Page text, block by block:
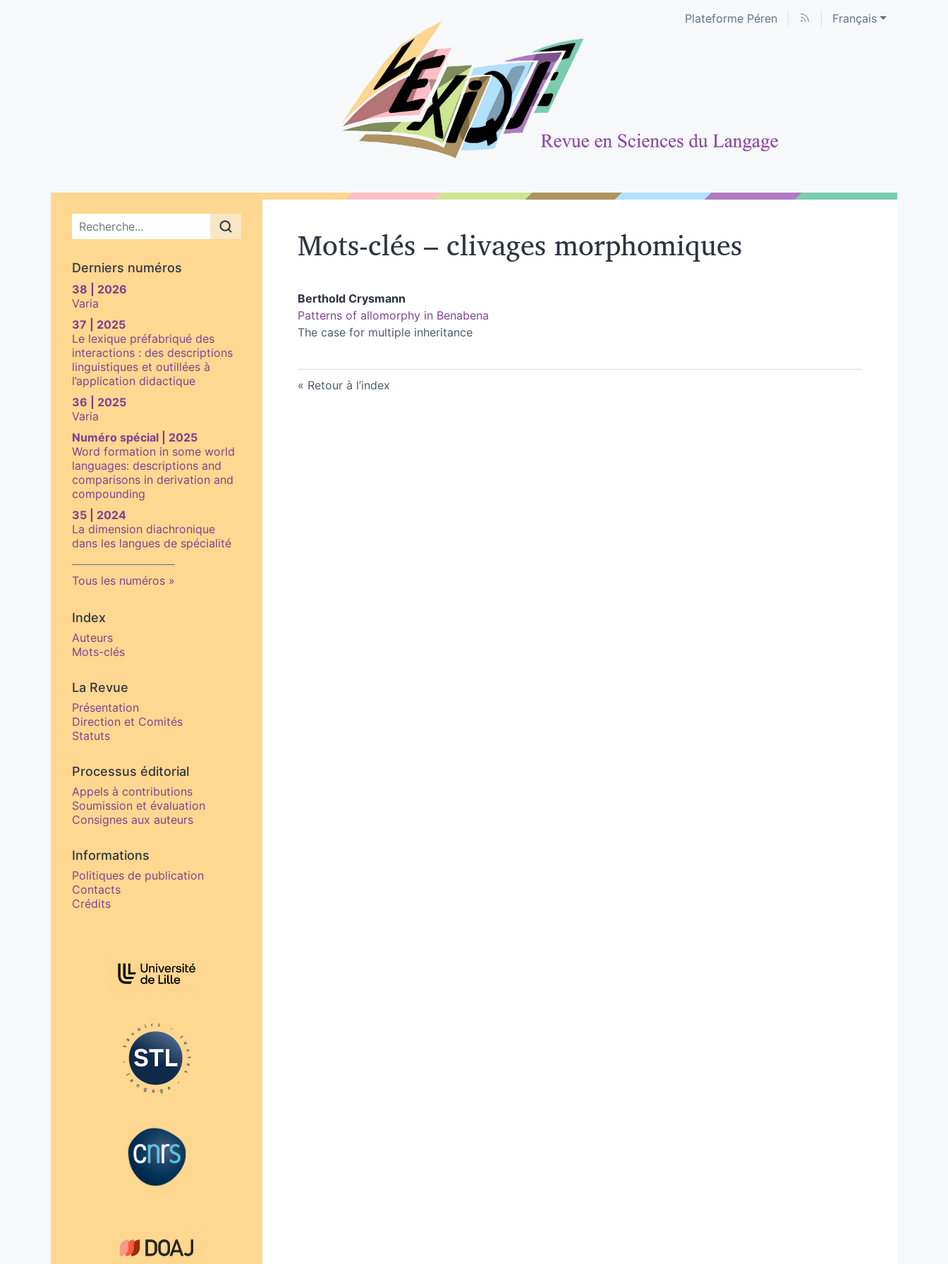
Plateforme Péren Français
Menu principal
Derniers numéros
38 | 2026
Varia
37 | 2025
Le lexique préfabriqué des
interactions : des descriptions
linguistiques et outillées à
l’application didactique
36 | 2025
Varia
Numéro spécial | 2025
Word formation in some world
languages: descriptions and
comparisons in derivation and
compounding
35 | 2024
La dimension diachronique
dans les langues de spécialité
Tous les numéros
Index
Auteurs
Mots-clés
La Revue
Présentation
Direction et Comités
Statuts
Processus éditorial
Appels à contributions
Soumission et évaluation
Consignes aux auteurs
Informations
Politiques de publication
Contacts
Crédits
Mots-clés – clivages morphomiques
Berthold Crysmann
Patterns of allomorphy in Benabena
The case for multiple inheritance
Retour à l’index